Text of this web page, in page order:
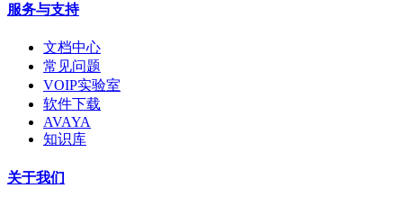
服务与支持
文档中心
常见问题
VOIP实验室
软件下载
AVAYA
知识库
关于我们